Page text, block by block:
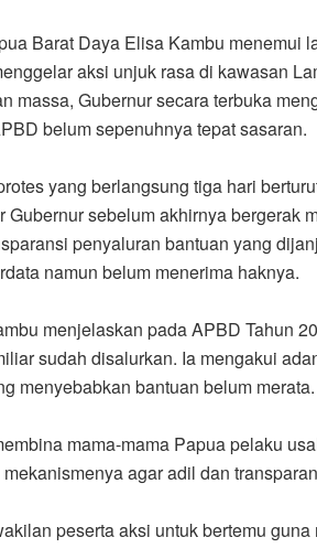
Barat Daya Elisa Kambu menemui
aksi unjuk rasa di kawasan
massa, Gubernur secara terbuka
belum sepenuhnya tepat sasaran.
yang berlangsung tiga hari
Gubernur sebelum akhirnya bergerak
penyaluran bantuan yang
namun belum menerima haknya.
menjelaskan pada APBD Tahun
sudah disalurkan. Ia mengakui
menyebabkan bantuan belum merata.
mama-mama Papua pelaku
agar adil dan
peserta aksi untuk bertemu